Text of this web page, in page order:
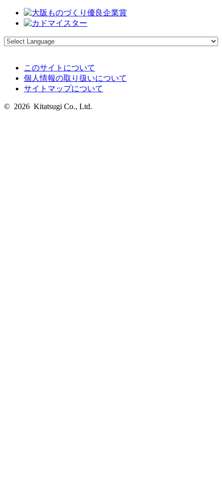
このサイトについて
個人情報の取り扱いについて
サイトマップについて
© 2026 Kitatsugi Co., Ltd.